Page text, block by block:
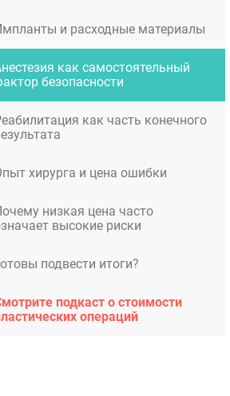
и расходные материалы
как самостоятельный
безопасности
как часть конечного
хирурга и цена ошибки
низкая цена часто
высокие риски
подвести итоги?
подкаст о стоимости
операций